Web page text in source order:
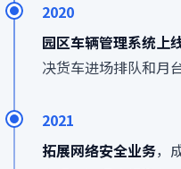
2020
园区车辆管理系统上
决货车进场排队和月
2021
拓展网络安全业务，